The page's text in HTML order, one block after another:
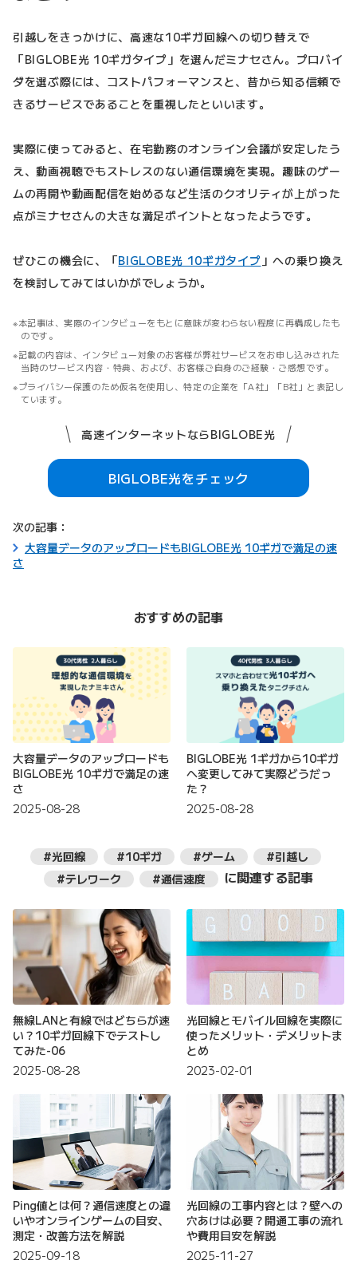
引越しをきっかけに、高速な10ギガ回線への切り替えで
「BIGLOBE光 10ギガタイプ」を選んだミナセさん。プロバイ
ダを選ぶ際には、コストパフォーマンスと、昔から知る信頼で
きるサービスであることを重視したといいます。
実際に使ってみると、在宅勤務のオンライン会議が安定したう
え、動画視聴でもストレスのない通信環境を実現。趣味のゲー
ムの再開や動画配信を始めるなど生活のクオリティが上がった
点がミナセさんの大きな満足ポイントとなったようです。
ぜひこの機会に、「BIGLOBE光 10ギガタイプ 」への乗り換え
を検討してみてはいかがでしょうか。
本記事は、実際のインタビューをもとに意味が変わらない程度に再構成したも
のです。
記載の内容は、インタビュー対象のお客様が弊社サービスをお申し込みされた
当時のサービス内容・特典、および、お客様ご自身のご経験・ご感想です。
プライバシー保護のため仮名を使用し、特定の企業を「A社」「B社」と表記し
ています。
高速インターネットならBIGLOBE光
BIGLOBE光をチェック
次の記事：
大容量データのアップロードもBIGLOBE光 10ギガで満足の速
さ
おすすめの記事
大容量データのアップロードも
BIGLOBE光 10ギガで満足の速
さ
2025-08-28
BIGLOBE光 1ギガから10ギガ
へ変更してみて実際どうだっ
た？
2025-08-28
#光回線 #10ギガ #ゲーム
#引越し
#テレワーク
#通信速度 に関連する記事
無線LANと有線ではどちらが速
い？10ギガ回線下でテストし
てみた-06
2025-08-28
光回線とモバイル回線を実際に
使ったメリット・デメリットま
とめ
2023-02-01
Ping値とは何？通信速度との違
いやオンラインゲームの目安、
測定・改善方法を解説
2025-09-18
光回線の工事内容とは？壁への
穴あけは必要？開通工事の流れ
や費用目安を解説
2025-11-27